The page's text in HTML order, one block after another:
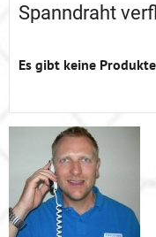
Spanndraht